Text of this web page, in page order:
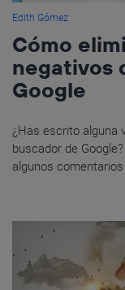
Edith Gómez
Cómo
negativos
Google
¿Has escrito alguna
buscador de
algunos